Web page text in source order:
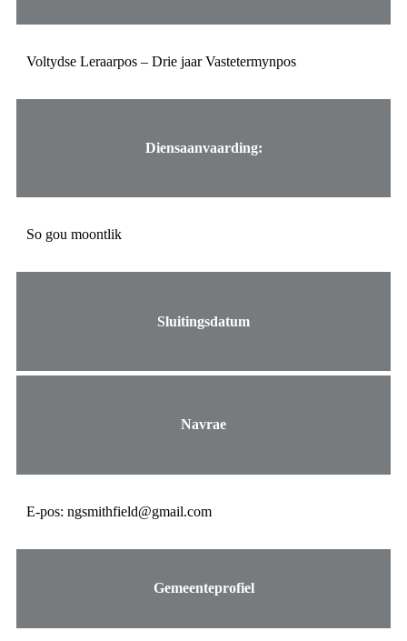
Voltydse Leraarpos – Drie jaar Vastetermynpos
Diensaanvaarding:
So gou moontlik
Sluitingsdatum
Navrae
E-pos: ngsmithfield@gmail.com
Gemeenteprofiel